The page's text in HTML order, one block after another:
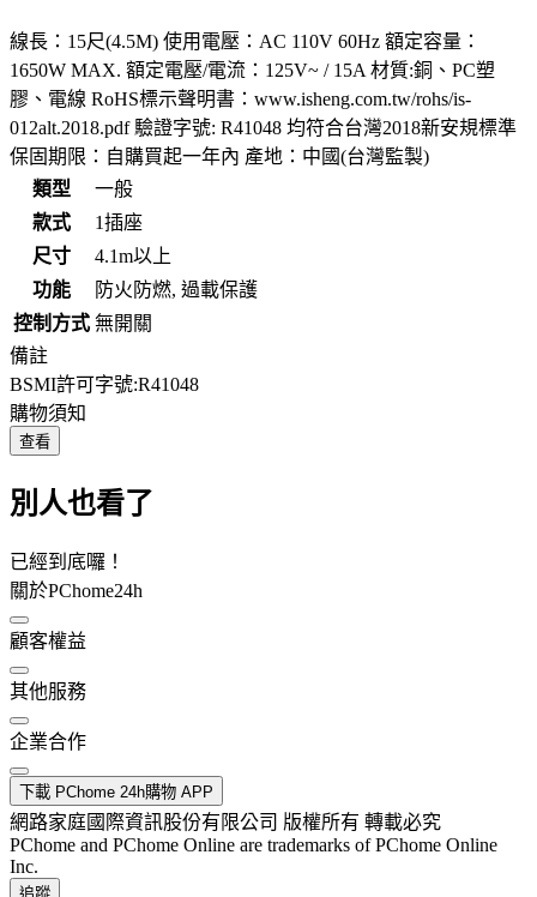
線長：15尺(4.5M) 使用電壓：AC 110V 60Hz 額定容量：
1650W MAX. 額定電壓/電流：125V~ / 15A 材質:銅、PC塑
膠、電線 RoHS標示聲明書：www.isheng.com.tw/rohs/is-
012alt.2018.pdf 驗證字號: R41048 均符合台灣2018新安規標準
保固期限：自購買起一年內 產地：中國(台灣監製)
類型
一般
款式
1插座
尺寸
4.1m以上
功能
防火防燃, 過載保護
控制方式 無開關
備註
BSMI許可字號:R41048
購物須知
查看
別人也看了
已經到底囉！
關於PChome24h
顧客權益
其他服務
企業合作
下載 PChome 24h購物 APP
網路家庭國際資訊股份有限公司 版權所有 轉載必究
PChome and PChome Online are trademarks of PChome Online
Inc.